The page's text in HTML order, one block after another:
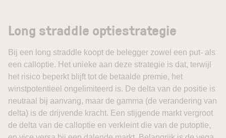
Long straddle optiestrategie
Bij een long straddle koopt de belegger zowel een put- als
een calloptie. Het unieke aan deze strategie is dat, terwijl
het risico beperkt blijft tot de betaalde premie, het
winstpotentieel ongelimiteerd is. De delta van de positie is
neutraal bij aanvang, maar de gamma (de verandering van
delta) is de drijvende kracht. Een stijgende markt vergroot
de delta van de calloptie en verkleint die van de putoptie,